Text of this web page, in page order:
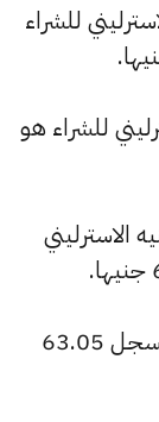
للشراء
للشراء هو
الاسترليني
بنك الكويت الوطني: الجنيه الاسترليني يسجل 63.05